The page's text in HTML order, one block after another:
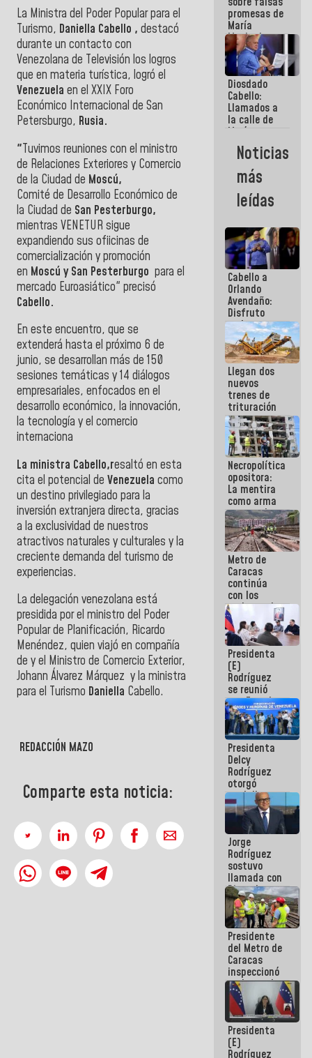
La Ministra del Poder Popular para el
Turismo, Daniella Cabello , destacó
durante un contacto con
Venezolana de Televisión los logros
que en materia turística, logró el
Venezuela en el XXIX Foro
Económico Internacional de San
Petersburgo, Rusia.
"Tuvimos reuniones con el ministro
de Relaciones Exteriores y Comercio
de la Ciudad de Moscú,
Comité de Desarrollo Económico de
la Ciudad de San Pesterburgo,
mientras VENETUR sigue
expandiendo sus ofiicinas de
comercialización y promoción
en Moscú y San Pesterburgo para el
mercado Euroasiático" precisó
Cabello.
En este encuentro, que se
extenderá hasta el próximo 6 de
junio, se desarrollan más de 150
sesiones temáticas y 14 diálogos
empresariales, enfocados en el
desarrollo económico, la innovación,
la tecnología y el comercio
internaciona
La ministra Cabello,resaltó en esta
cita el potencial de Venezuela como
un destino privilegiado para la
inversión extranjera directa, gracias
a la exclusividad de nuestros
atractivos naturales y culturales y la
creciente demanda del turismo de
experiencias.
La delegación venezolana está
presidida por el ministro del Poder
Popular de Planificación, Ricardo
Menéndez, quien viajó en compañía
de y el Ministro de Comercio Exterior,
Johann Álvarez Márquez y la ministra
para el Turismo Daniella Cabello.
REDACCIÓN MAZO
Comparte esta noticia:
promesas de
María
Machado:
¿Quién le
puede creer?
¿Y la gente
que ella iba
a salvar en
La Guaira?
Diosdado
Cabello:
Llamados a
la calle de
María
Machado se
estrellaron
de frente
contra el
Pueblo
Noticias
más
leídas
Cabello a
Orlando
Avendaño:
Disfruto
cada vez
que escribes
porque lo
que haces
es
embarrarla
Llegan dos
nuevos
trenes de
trituración
para
optimizar
manejo de
escombros
en La Guaira
Necropolítica
opositora:
La mentira
como arma
contra el
Pueblo
Metro de
Caracas
continúa
con los
trabajos de
mantenimiento
e inspección
en la Línea 2
Presidenta
(E)
Rodríguez
se reunió
con Estado
Mayor
Eléctrico
para
abordar
planes de
acción
Presidenta
Delcy
Rodríguez
otorgó
medalla
"Héroe de
Venezuela"
a servidores
públicos
Jorge
Rodríguez
sostuvo
llamada con
Dinorah
Figuera y
acuerdan
primer
encuentro
presencial
para el
diálogo
Presidente
del Metro de
Caracas
inspeccionó
trabajos de
rehabilitación
y
modernización
de la vía
férrea
Presidenta
(E)
Rodríguez